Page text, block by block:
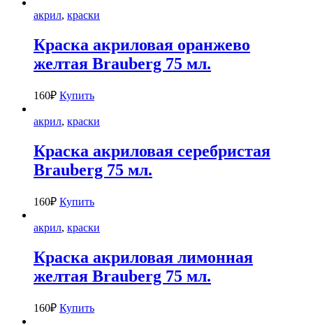
акрил, краски
Краска акриловая оранжево
желтая Brauberg 75 мл.
160₽ Купить
акрил, краски
Краска акриловая серебристая
Brauberg 75 мл.
160₽ Купить
акрил, краски
Краска акриловая лимонная
желтая Brauberg 75 мл.
160₽ Купить